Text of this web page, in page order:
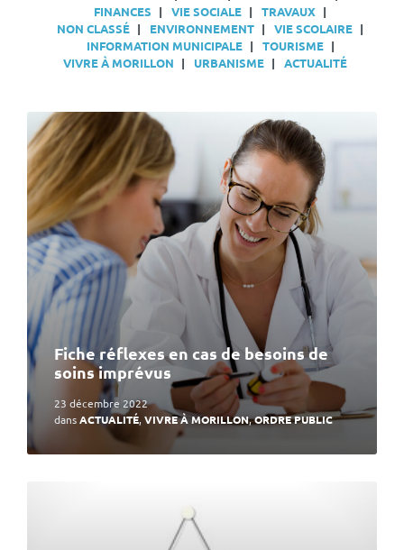
FINANCES
VIE SOCIALE
TRAVAUX
NON CLASSÉ
ENVIRONNEMENT
VIE SCOLAIRE
INFORMATION MUNICIPALE
TOURISME
VIVRE À MORILLON
URBANISME ACTUALITÉ
Fiche réflexes en cas de besoins de
soins imprévus
23 décembre 2022
dansACTUALITÉ,VIVRE À MORILLON,ORDRE PUBLIC
lire
plus